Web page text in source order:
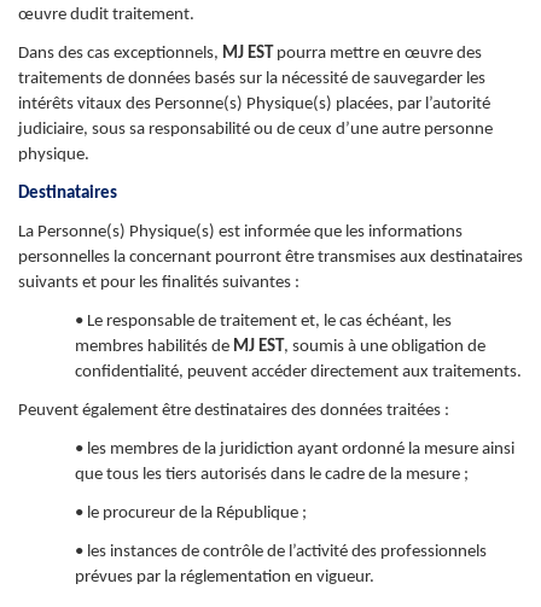
œuvre dudit traitement.
Dans des cas exceptionnels, MJ ESTpourra mettre en œuvre des
traitements de données basés sur la nécessité de sauvegarder les
intérêts vitaux des Personne(s) Physique(s) placées, par l’autorité
judiciaire, sous sa responsabilité ou de ceux d’une autre personne
physique.
Destinataires
La Personne(s) Physique(s) est informée que les informations
personnelles la concernant pourront être transmises aux destinataires
suivants et pour les finalités suivantes :
• Le responsable de traitement et, le cas échéant, les
membres habilités de MJ EST, soumis à une obligation de
confidentialité, peuvent accéder directement aux traitements.
Peuvent également être destinataires des données traitées :
• les membres de la juridiction ayant ordonné la mesure ainsi
que tous les tiers autorisés dans le cadre de la mesure ;
• le procureur de la République ;
• les instances de contrôle de l’activité des professionnels
prévues par la réglementation en vigueur.